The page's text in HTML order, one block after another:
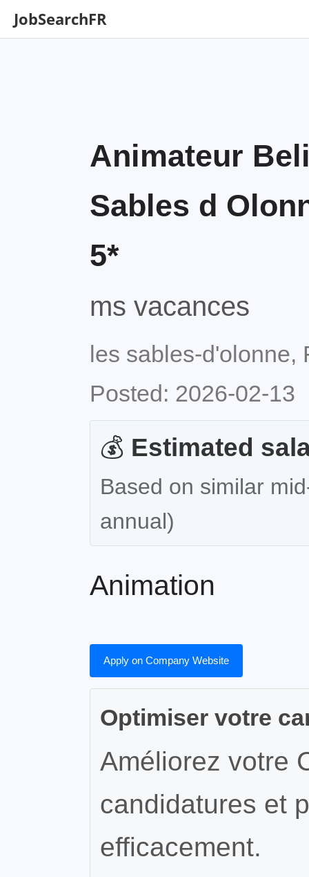
JobSearchFR
Animateur
Sables d
5*
ms vacances
les sables-d'olonne,
Posted: 2026-02-13
💰 Estimated
Based on similar
annual)
Animation
Apply on Company Website
Optimiser votre
Améliorez votre
candidatures et
efficacement.